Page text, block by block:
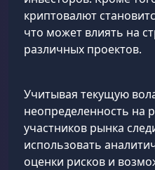
криптовалют
что может влиять на
различных проектов.
Учитывая текущую
неопределенность на
участников рынка
использовать
оценки рисков и